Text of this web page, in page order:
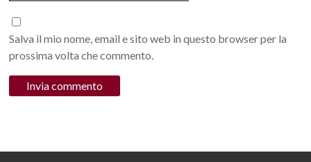
Salva il mio nome, email e sito web in questo browser per la
prossima volta che commento.